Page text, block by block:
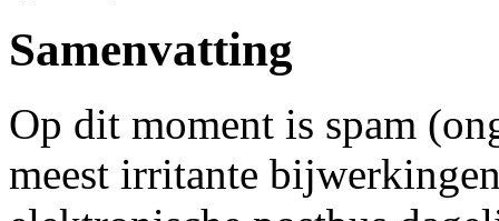
Samenvatting
Op dit moment is spam
meest irritante